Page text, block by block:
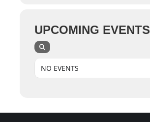
UPCOMING EVENTS
NO EVENTS